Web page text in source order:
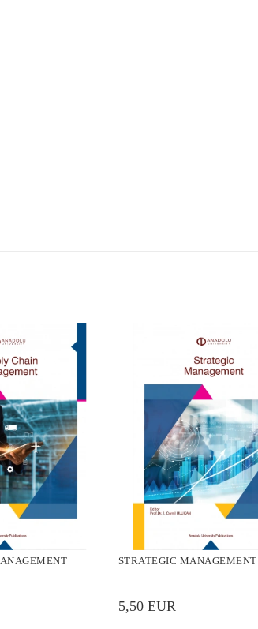
STRATEGIC MANAGEMENT
5,50 EUR